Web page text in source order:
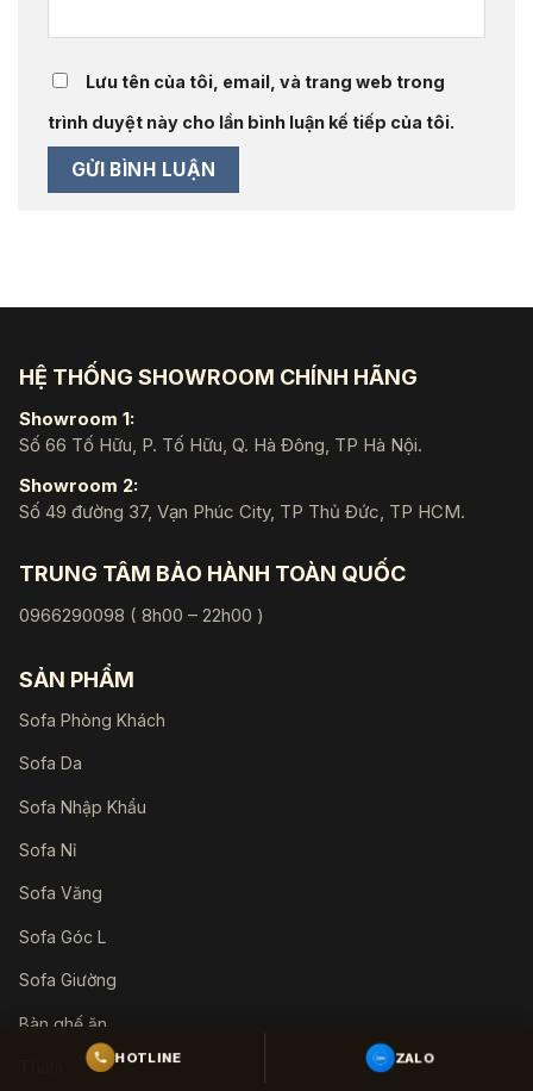
Lưu tên của tôi, email, và trang web trong
trình duyệt này cho lần bình luận kế tiếp của tôi.
HỆ THỐNG SHOWROOM CHÍNH HÃNG
Showroom 1:
Số 66 Tố Hữu, P. Tố Hữu, Q. Hà Đông, TP Hà Nội.
Showroom 2:
Số 49 đường 37, Vạn Phúc City, TP Thủ Đức, TP HCM.
TRUNG TÂM BẢO HÀNH TOÀN QUỐC
0966290098 ( 8h00 – 22h00 )
SẢN PHẨM
Sofa Phòng Khách
Sofa Da
Sofa Nhập Khẩu
Sofa Nỉ
Sofa Văng
Sofa Góc L
Sofa Giường
Bàn ghế ăn
HOTLINE ZALO